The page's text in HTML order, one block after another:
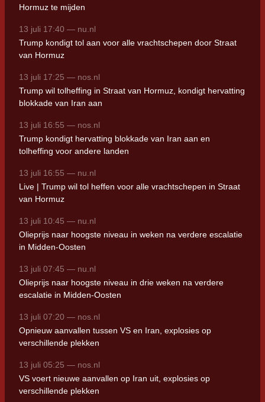
Hormuz te mijden
13 juli 17:40 — nu.nl
Trump kondigt tol aan voor alle vrachtschepen door Straat
van Hormuz
13 juli 17:25 — nos.nl
Trump wil tolheffing in Straat van Hormuz, kondigt hervatting
blokkade van Iran aan
13 juli 16:55 — nos.nl
Trump kondigt hervatting blokkade van Iran aan en
tolheffing voor andere landen
13 juli 16:55 — nu.nl
Live | Trump wil tol heffen voor alle vrachtschepen in Straat
van Hormuz
13 juli 10:45 — nu.nl
Olieprijs naar hoogste niveau in weken na verdere escalatie
in Midden-Oosten
13 juli 07:45 — nu.nl
Olieprijs naar hoogste niveau in drie weken na verdere
escalatie in Midden-Oosten
13 juli 07:20 — nos.nl
Opnieuw aanvallen tussen VS en Iran, explosies op
verschillende plekken
13 juli 05:25 — nos.nl
VS voert nieuwe aanvallen op Iran uit, explosies op
verschillende plekken